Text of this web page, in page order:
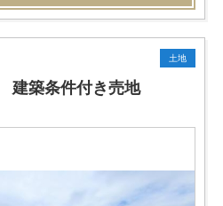
土地
建築条件付き売地